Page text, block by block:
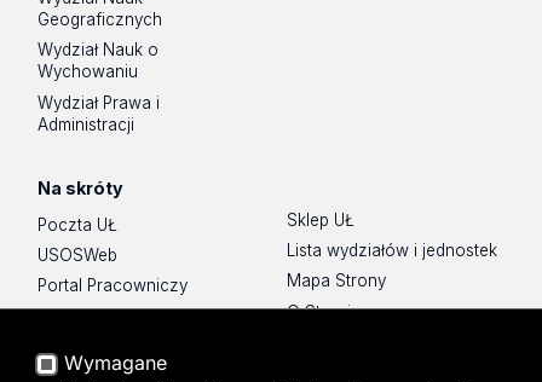
Geograficznych
Wydział Nauk o
Wychowaniu
Wydział Prawa i
Administracji
Na skróty
Poczta UŁ
USOSWeb
Portal Pracowniczy
Baza Aktów Własnych
Moodle
Sklep UŁ
Lista wydziałów i jednostek
Mapa Strony
O Stronie
Wymagane